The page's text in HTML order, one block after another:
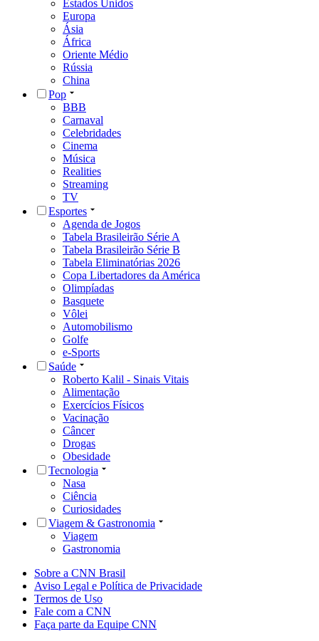
Estados Unidos
Europa
Ásia
África
Oriente Médio
Rússia
China
Pop
BBB
Carnaval
Celebridades
Cinema
Música
Realities
Streaming
TV
Esportes
Agenda de Jogos
Tabela Brasileirão Série A
Tabela Brasileirão Série B
Tabela Eliminatórias 2026
Copa Libertadores da América
Olimpíadas
Basquete
Vôlei
Automobilismo
Golfe
e-Sports
Saúde
Roberto Kalil - Sinais Vitais
Alimentação
Exercícios Físicos
Vacinação
Câncer
Drogas
Obesidade
Tecnologia
Nasa
Ciência
Curiosidades
Viagem & Gastronomia
Viagem
Gastronomia
Sobre a CNN Brasil
Aviso Legal e Política de Privacidade
Termos de Uso
Fale com a CNN
Faça parte da Equipe CNN